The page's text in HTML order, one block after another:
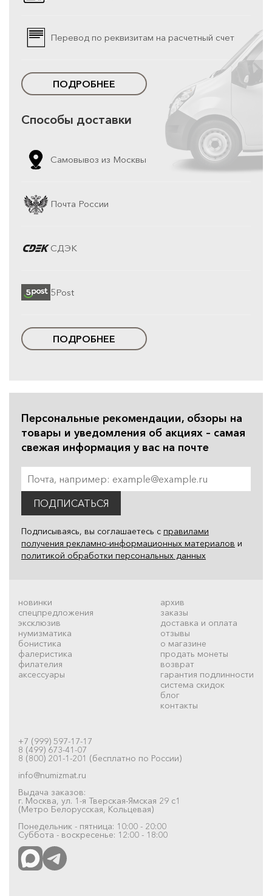
Перевод по реквизитам на расчетный счет
ПОДРОБНЕЕ
Способы доставки
Самовывоз из Москвы
Почта России
СДЭК
5Post
ПОДРОБНЕЕ
Персональные рекомендации, обзоры на
товары и уведомления об акциях – самая
свежая информация у вас на почте
ПОДПИСАТЬСЯ
Подписываясь, вы соглашаетесь с правилами
получения рекламно-информационных материалов и
политикой обработки персональных данных
новинки
спецпредложения
эксклюзив
нумизматика
бонистика
фалеристика
филателия
аксессуары
архив
заказы
доставка и оплата
отзывы
о магазине
продать монеты
возврат
гарантия подлинности
система скидок
блог
контакты
+7 (999) 597-17-17
8 (499) 673-41-07
8 (800) 201-1-201 (бесплатно по России)
info@numizmat.ru
Выдача заказов:
г. Москва, ул. 1-я Тверская-Ямская 29 с1
(Метро Белорусская, Кольцевая)
Понедельник - пятница: 10:00 - 20:00
Суббота - воскресенье: 12:00 - 18:00